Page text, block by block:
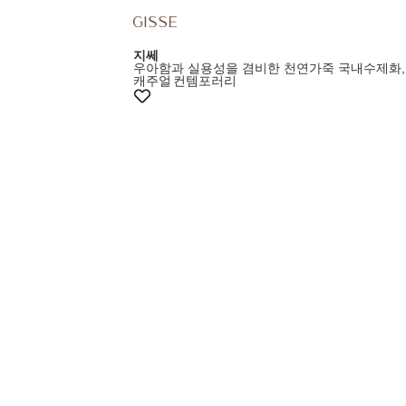
지쎄
우아함과 실용성을 겸비한 천연가죽 국내수제화
캐주얼 컨템포러리